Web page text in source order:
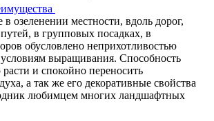
озеленении местности, вдоль дорог,
в групповых посадках, в
обусловлено неприхотливостью
выращивания. Способность
и спокойно переносить
а так же его декоративные свойства
любимцем многих ландшафтных